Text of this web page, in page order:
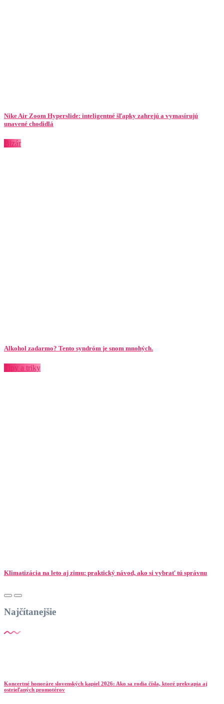
Nike Air Zoom Hyperslide: inteligentné šľapky zahrejú a vymasírujú
unavené chodidlá
Bizár
Alkohol zadarmo? Tento syndróm je snom mnohých.
Tipy a triky
Klimatizácia na leto aj zimu: praktický návod, ako si vybrať tú správnu
Najčítanejšie
Koncertné honoráre slovenských kapiel 2026: Ako sa rodia čísla, ktoré prekvapia aj
ostrieľaných promotérov